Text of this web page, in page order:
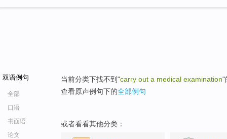
双语例句
全部
口语
书面语
论文
当前分类下找不到"carry out a medical examination"
查看原声例句下的全部例句
或者看看其他分类：